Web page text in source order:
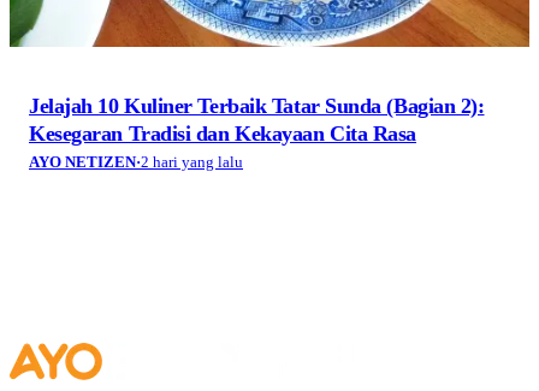
Jelajah 10 Kuliner Terbaik Tatar Sunda (Bagian 2):
Kesegaran Tradisi dan Kekayaan Cita Rasa
AYO NETIZEN·2 hari yang lalu